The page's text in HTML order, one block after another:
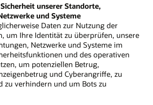
unserer Standorte,
und Systeme
Daten zur Nutzung der
um Ihre Identität zu überprüfen, unsere
Netzwerke und Systeme im
und des operativen
um potenziellen Betrug,
und Cyberangriffe, zu
zu verhindern und um Bots zu